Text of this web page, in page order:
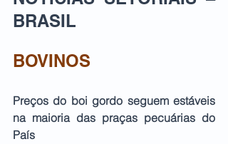
BRASIL
BOVINOS
Preços do boi gordo seguem estáveis
na maioria das praças pecuárias do
País